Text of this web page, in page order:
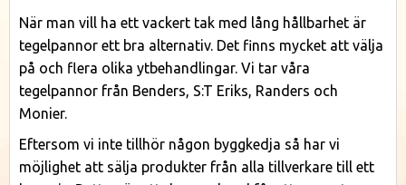
När man vill ha ett vackert tak med lång hållbarhet är
tegelpannor ett bra alternativ. Det finns mycket att välja
på och flera olika ytbehandlingar. Vi tar våra
tegelpannor från Benders, S:T Eriks, Randers och
Monier.
Eftersom vi inte tillhör någon byggkedja så har vi
möjlighet att sälja produkter från alla tillverkare till ett